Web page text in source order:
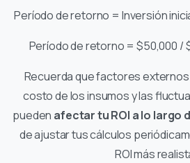
Período de retorno = Inversión
Período de retorno = $50,000 /
Recuerda que factores
costo de los insumos y las
pueden afectar tu ROI a lo largo
de ajustar tus cálculos
ROI más